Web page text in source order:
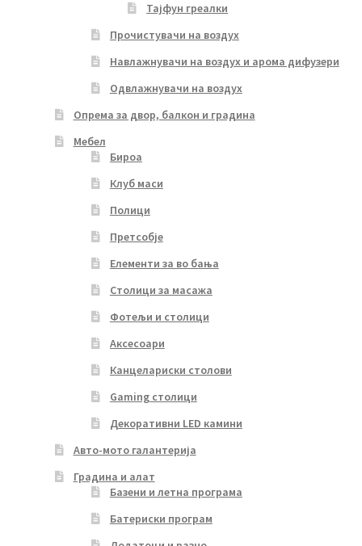
Тајфун греалки
Прочистувачи на воздух
Навлажнувачи на воздух и арома дифузери
Одвлажнувачи на воздух
Опрема за двор, балкон и градина
Мебел
Бироа
Клуб маси
Полици
Претсобје
Елементи за во бања
Столици за масажа
Фотељи и столици
Аксесоари
Канцелариски столови
Gaming столици
Декоративни LED камини
Авто-мото галантерија
Градина и алат
Базени и летна програма
Батериски програм